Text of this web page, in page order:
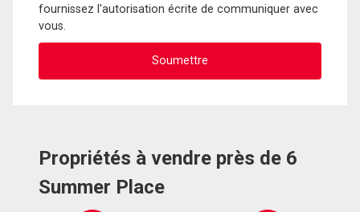
fournissez l'autorisation écrite de communiquer avec
vous.
Propriétés à vendre près de 6
Summer Place